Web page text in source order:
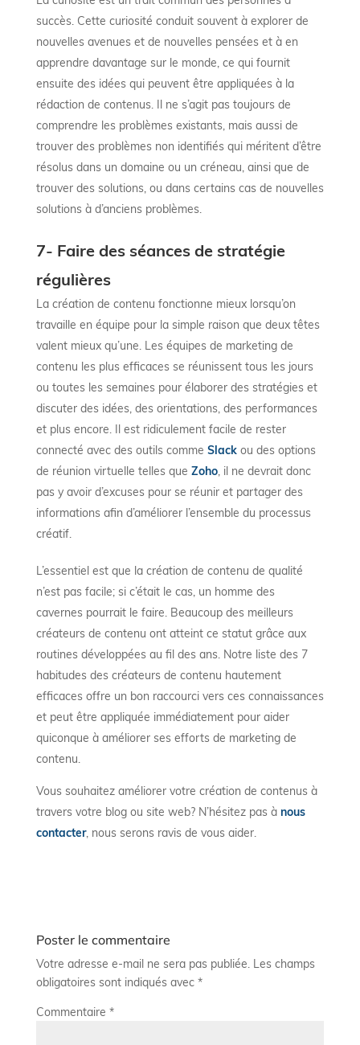
succès. Cette curiosité conduit souvent à explorer de
nouvelles avenues et de nouvelles pensées et à en
apprendre davantage sur le monde, ce qui fournit
ensuite des idées qui peuvent être appliquées à la
rédaction de contenus. Il ne s’agit pas toujours de
comprendre les problèmes existants, mais aussi de
trouver des problèmes non identifiés qui méritent d’être
résolus dans un domaine ou un créneau, ainsi que de
trouver des solutions, ou dans certains cas de nouvelles
solutions à d’anciens problèmes.
7- Faire des séances de stratégie
régulières
La création de contenu fonctionne mieux lorsqu’on
travaille en équipe pour la simple raison que deux têtes
valent mieux qu’une. Les équipes de marketing de
contenu les plus efficaces se réunissent tous les jours
ou toutes les semaines pour élaborer des stratégies et
discuter des idées, des orientations, des performances
et plus encore. Il est ridiculement facile de rester
connecté avec des outils comme Slackou des options
de réunion virtuelle telles que Zoho, il ne devrait donc
pas y avoir d’excuses pour se réunir et partager des
informations afin d’améliorer l’ensemble du processus
créatif.
L’essentiel est que la création de contenu de qualité
n’est pas facile; si c’était le cas, un homme des
cavernes pourrait le faire. Beaucoup des meilleurs
créateurs de contenu ont atteint ce statut grâce aux
routines développées au fil des ans. Notre liste des 7
habitudes des créateurs de contenu hautement
efficaces offre un bon raccourci vers ces connaissances
et peut être appliquée immédiatement pour aider
quiconque à améliorer ses efforts de marketing de
contenu.
Vous souhaitez améliorer votre création de contenus à
travers votre blog ou site web? N’hésitez pas à nous
contacter, nous serons ravis de vous aider.
Poster le commentaire
Votre adresse e-mail ne sera pas publiée. Les champs
obligatoires sont indiqués avec *
Commentaire *